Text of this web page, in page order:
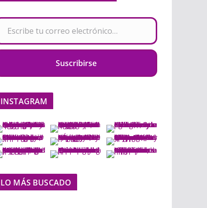
Suscribirse
INSTAGRAM
LO MÁS BUSCADO